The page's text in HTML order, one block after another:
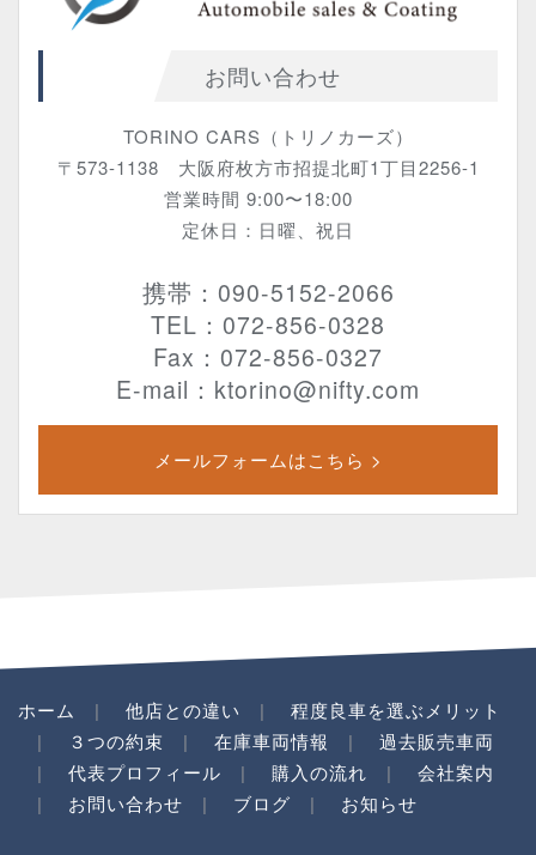
お問い合わせ
TORINO CARS（トリノカーズ）
〒573-1138 大阪府枚方市招提北町1丁目2256-1
営業時間 9:00〜18:00
定休日：日曜、祝日
携帯：090-5152-2066
TEL：072-856-0328
Fax：072-856-0327
E-mail：ktorino@nifty.com
メールフォームはこちら >
ホーム 他店との違い
程度良車を選ぶメリット
３つの約束
在庫車両情報
過去販売車両
代表プロフィール
購入の流れ
会社案内
お問い合わせ
ブログ お知らせ